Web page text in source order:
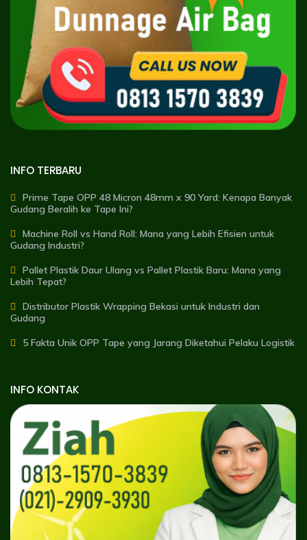
INFO TERBARU
Prime Tape OPP 48 Micron 48mm x 90 Yard: Kenapa Banyak
Gudang Beralih ke Tape Ini?
Machine Roll vs Hand Roll: Mana yang Lebih Efisien untuk
Gudang Industri?
Pallet Plastik Daur Ulang vs Pallet Plastik Baru: Mana yang
Lebih Tepat?
Distributor Plastik Wrapping Bekasi untuk Industri dan
Gudang
5 Fakta Unik OPP Tape yang Jarang Diketahui Pelaku Logistik
INFO KONTAK